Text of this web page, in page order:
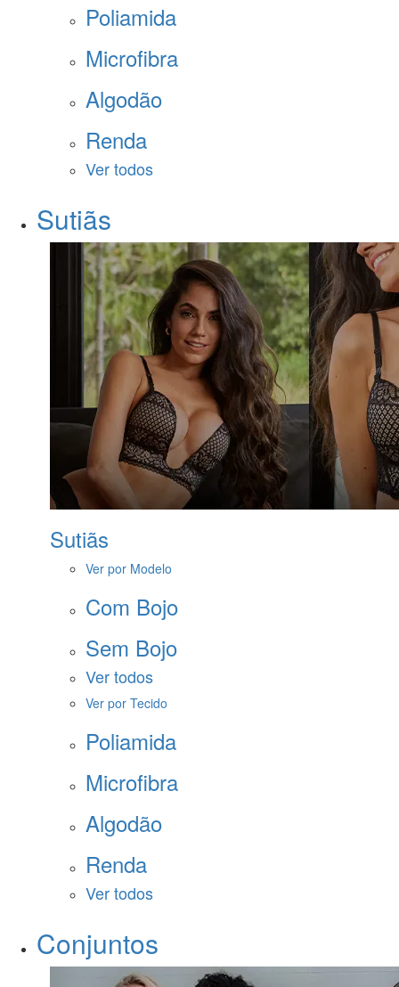
Poliamida
Microfibra
Algodão
Renda
Ver todos
Sutiãs
Sutiãs
Ver por Modelo
Com Bojo
Sem Bojo
Ver todos
Ver por Tecido
Poliamida
Microfibra
Algodão
Renda
Ver todos
Conjuntos